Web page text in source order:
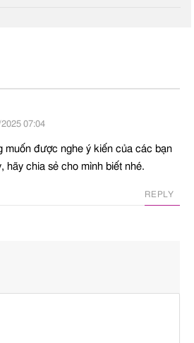
Chất bảo quản
07:04
muốn được nghe ý kiến của các bạn
hãy chia sẻ cho mình biết nhé.
REPLY